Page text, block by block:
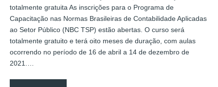
totalmente gratuita As inscrições para o Programa de
Capacitação nas Normas Brasileiras de Contabilidade Aplicadas
ao Setor Público (NBC TSP) estão abertas. O curso será
totalmente gratuito e terá oito meses de duração, com aulas
ocorrendo no período de 16 de abril a 14 de dezembro de
2021.…